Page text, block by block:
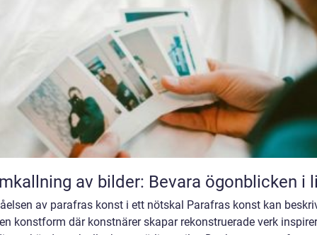
av bilder: Bevara ögonblicken i
av parafras konst i ett nötskal Parafras konst kan
konstform där konstnärer skapar rekonstruerade verk